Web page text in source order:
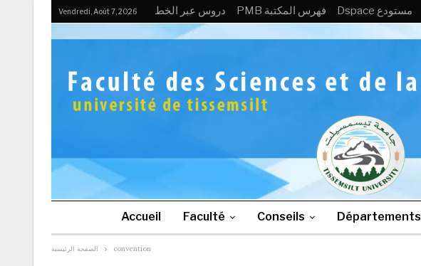
Vendredi, Août 7, 2026 دروس عبر الخط PMB فهرس المكتبة Dspace مستودع
Accueil Faculté Conseils Départements
الصفحة الرئيسية convention